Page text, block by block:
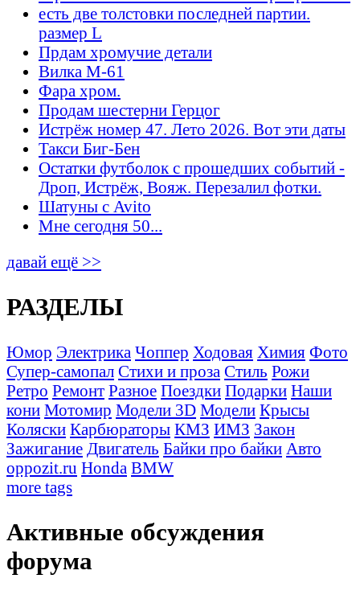
есть две толстовки последней партии.
размер L
Прдам хромучие детали
Вилка М-61
Фара хром.
Продам шестерни Герцог
Истрёж номер 47. Лето 2026. Вот эти даты
Такси Биг-Бен
Остатки футболок с прошедших событий -
Дроп, Истрёж, Вояж. Перезалил фотки.
Шатуны с Avito
Мне сегодня 50...
давай ещё >>
РАЗДЕЛЫ
Юмор Электрика Чоппер Ходовая Химия Фото
Супер-самопал Стихи и проза Стиль Рожи
Ретро Ремонт Разное Поездки Подарки Наши
кони Мотомир Модели 3D Модели Крысы
Коляски Карбюраторы КМЗ ИМЗ Закон
Зажигание Двигатель Байки про байки Авто
oppozit.ru Honda BMW
more tags
Активные обсуждения
форума